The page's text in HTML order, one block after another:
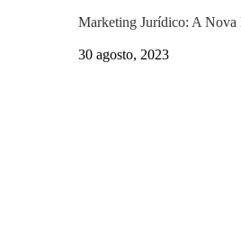
Marketing Jurídico: A Nova
30 agosto, 2023